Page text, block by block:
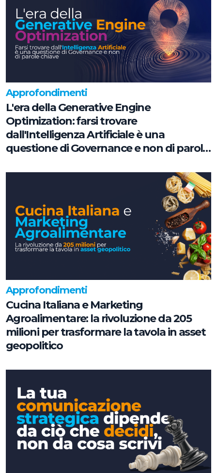
Approfondimenti
L'era della Generative Engine
Optimization: farsi trovare
dall'Intelligenza Artificiale è una
questione di Governance e non di parole
Approfondimenti
Cucina Italiana e Marketing
Agroalimentare: la rivoluzione da 205
milioni per trasformare la tavola in asset
geopolitico